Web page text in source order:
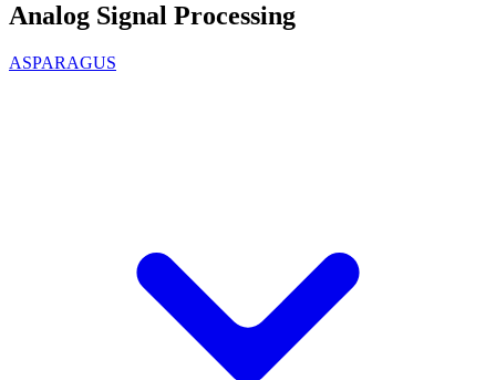
Analog Signal Processing
ASPARAGUS